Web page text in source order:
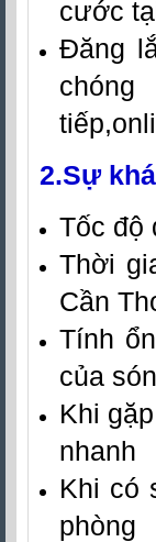
cước
Đăng
2.Sự
Tốc độ
Thời
Cần
Tính
của
Khi
nhanh
Khi có
phòng